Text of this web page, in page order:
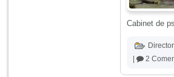
Cabinet de
2